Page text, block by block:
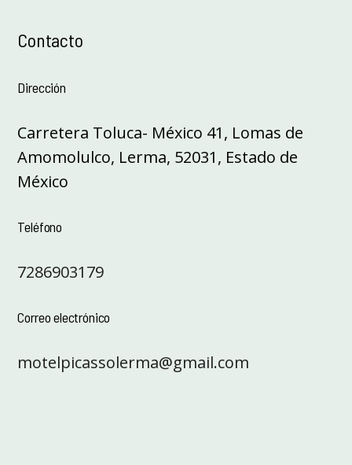
Contacto
Dirección
Carretera Toluca- México 41, Lomas de
Amomolulco, Lerma, 52031, Estado de
México
Teléfono
7286903179
Correo electrónico
motelpicassolerma@gmail.com